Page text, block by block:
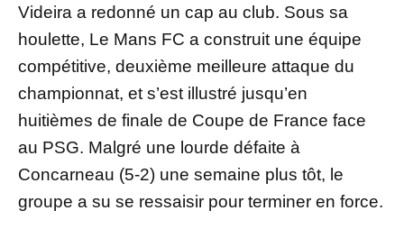
Videira a redonné un cap au club. Sous sa
houlette, Le Mans FC a construit une équipe
compétitive, deuxième meilleure attaque du
championnat, et s’est illustré jusqu’en
huitièmes de finale de Coupe de France face
au PSG. Malgré une lourde défaite à
Concarneau (5-2) une semaine plus tôt, le
groupe a su se ressaisir pour terminer en force.